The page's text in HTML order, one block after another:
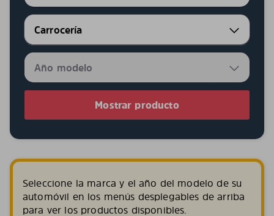
Mostrar producto
Seleccione la marca y el año del modelo de su
automóvil en los menús desplegables de arriba
para ver los productos disponibles.